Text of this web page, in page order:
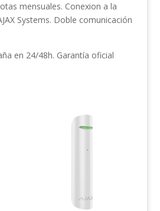
mensuales. Conexion a la
Systems. Doble comunicación
en 24/48h. Garantía oficial